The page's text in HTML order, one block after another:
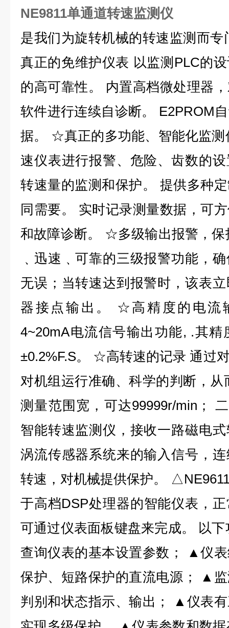
NE9811单通道转速监测仪
是我们为旋转机械的转速监测而
真正的免维护仪表 以监测PLC的
的高可靠性。 内置高档微处理器
软件进行连续自诊断。 E2PROM
据。 ☆真正的多功能、智能化监测
速仪表进行报警、危险、齿数的
转速量的监测和保护。 提供多种
同需要。 实时记录测量数据，可
和故障诊断。 ☆多级输出报警，保
﹑迅速﹑可靠的三级报警功能，
无误；当转速达到报警时，该表
器接点输出。 ☆高精度的电流
4~20mA电流信号输出功能, .其
±0.2%F.S。 ☆高转速的记录 通过
对机组运行准确、科学的判断，
测量范围宽，可达99999r/min；
智能转速监测仪，接收一路磁电
涡流传感器系统来的输入信号，
转速，对机械提供保护。
于高档DSP处理器的智能仪表，
可通过仪表面板键盘来完成。 以
查询仪表的基本设置参数； ▲仪
保护、短路保护的直流电源； ▲
判别和状态指示、输出； ▲仪表